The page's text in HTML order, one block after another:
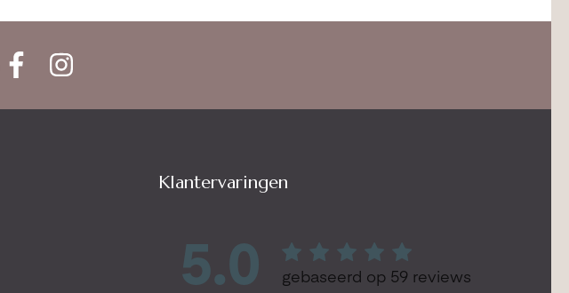
Klantervaringen